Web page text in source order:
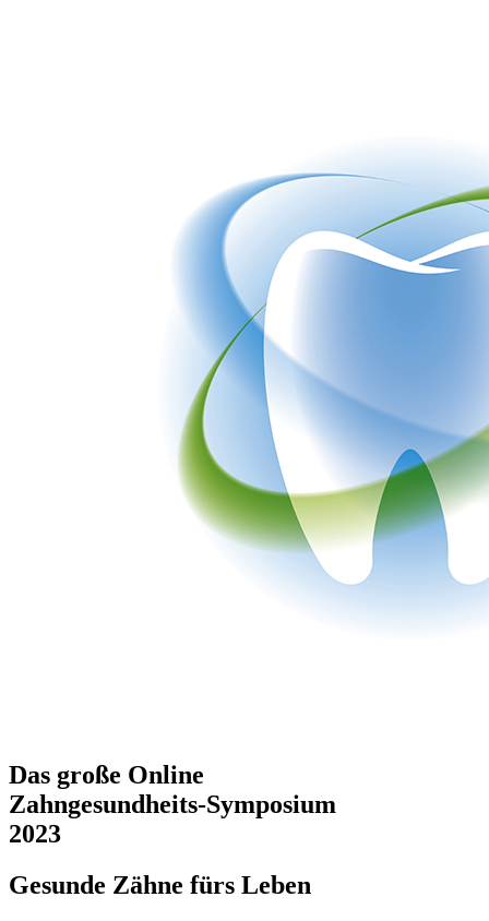
Das große Online
Zahngesundheits-Symposium
2023
Gesunde Zähne fürs Leben